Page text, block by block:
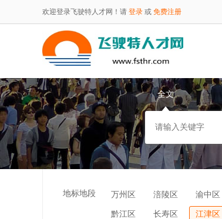
欢迎登录飞驶特人才网！请 登录 或 免费注册
全文
地标地段 万州区 涪陵区 渝中区
黔江区 长寿区 江津区